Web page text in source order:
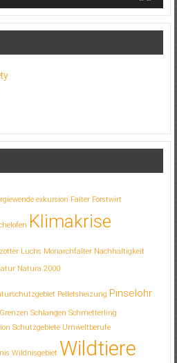
exkursion Falter Forstwirt
Klimakrise
Luchs Monarchfalter Nachhaltigkeit
Natura 2000
Pelletsheizung Pinselohr
Schlangen Schmetterling
Schutzgebiete Umweltberufe
Wildnisgebiet Wildtiere